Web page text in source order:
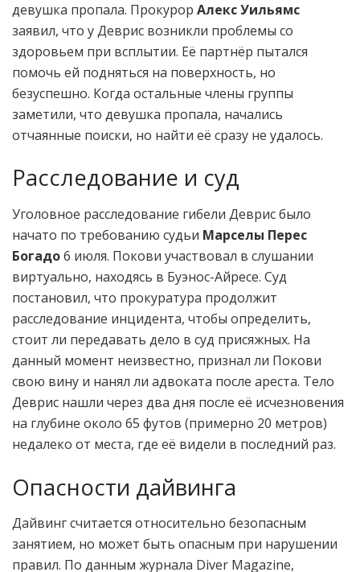
девушка пропала. Прокурор Алекс Уильямс
заявил, что у Деврис возникли проблемы со
здоровьем при всплытии. Её партнёр пытался
помочь ей подняться на поверхность, но
безуспешно. Когда остальные члены группы
заметили, что девушка пропала, начались
отчаянные поиски, но найти её сразу не удалось.
Расследование и суд
Уголовное расследование гибели Деврис было
начато по требованию судьи Марселы Перес
Богадо6 июля. Покови участвовал в слушании
виртуально, находясь в Буэнос-Айресе. Суд
постановил, что прокуратура продолжит
расследование инцидента, чтобы определить,
стоит ли передавать дело в суд присяжных. На
данный момент неизвестно, признал ли Покови
свою вину и нанял ли адвоката после ареста. Тело
Деврис нашли через два дня после её исчезновения
на глубине около 65 футов (примерно 20 метров)
недалеко от места, где её видели в последний раз.
Опасности дайвинга
Дайвинг считается относительно безопасным
занятием, но может быть опасным при нарушении
правил. По данным журнала Diver Magazine,